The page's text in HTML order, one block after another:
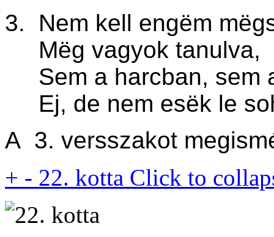
3. Nem kell engëm
Mëg vagyok tanulva,
Sem a harcban, sem
Ej, de nem esëk le
A 3. versszakot
+ - 22. kotta Click to